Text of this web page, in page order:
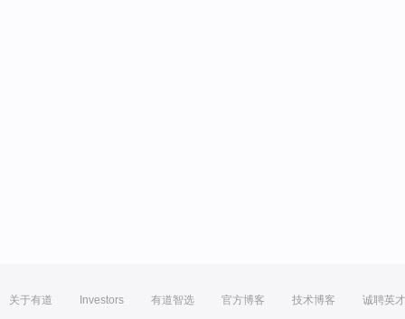
关于有道 Investors 有道智选 官方博客 技术博客 诚聘英才